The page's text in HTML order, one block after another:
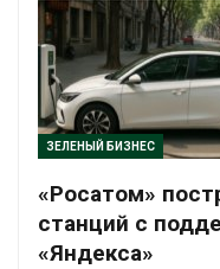
ЗЕЛЕНЫЙ БИЗНЕС
«Росатом»
станций с
«Яндекса»